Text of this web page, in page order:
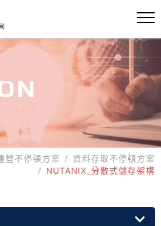
營不停頓方案
資料存取不停頓方案
NUTANIX_分散式儲存架構